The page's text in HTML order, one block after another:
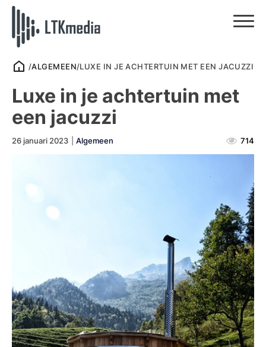
/ALGEMEEN/LUXE IN JE ACHTERTUIN MET EEN JACUZZI
Luxe in je achtertuin met
een jacuzzi
26 januari 2023 Algemeen 714